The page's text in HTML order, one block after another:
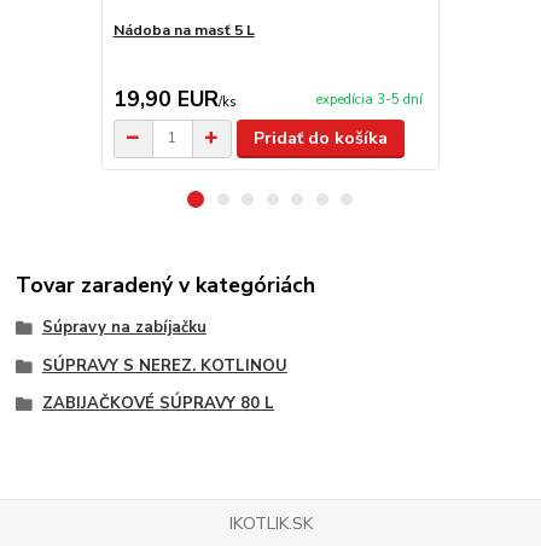
Nádoba na masť 5 L
19,90 EUR/ks expedícia 3-5 dní
Pridať do košíka
Tovar zaradený v kategóriách
Súpravy na zabíjačku
SÚPRAVY S NEREZ. KOTLINOU
ZABIJAČKOVÉ SÚPRAVY 80 L
IKOTLIK.SK